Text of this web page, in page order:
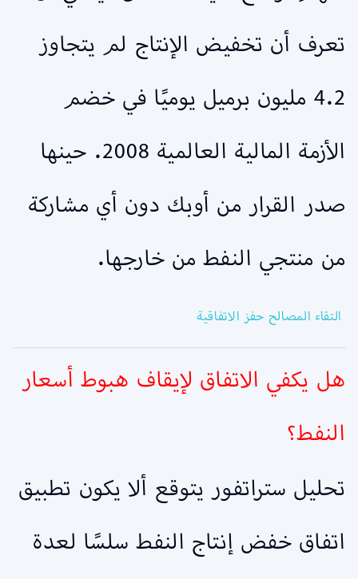
تعرف أن تخفيض الإنتاج لم يتجاوز
4.2 مليون برميل يوميًا في خضم
الأزمة المالية العالمية 2008. حينها
صدر القرار من أوبك دون أي مشاركة
من منتجي النفط من خارجها.
التقاء المصالح حفز الاتفاقية
هل يكفي الاتفاق لإيقاف هبوط أسعار
النفط؟
تحليل ستراتفور يتوقع ألا يكون تطبيق
اتفاق خفض إنتاج النفط سلسًا لعدة